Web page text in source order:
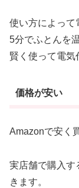
使い方によって
5分でふとんを
賢く使って電気
価格が安い
Amazonで安く
実店舗で購入す
きます。